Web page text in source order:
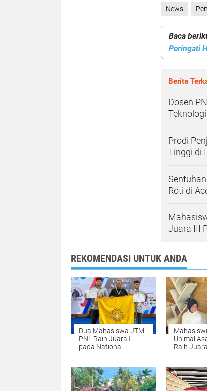
News
Baca
Peringati
Berita
Dosen
Prodi
Tinggi di
Roti di
Juara III
REKOMENDASI UNTUK ANDA
Dua Mahasiswa JTM
PNL Raih Juara I
pada National
Surabaya
Unimal
Raih
Tingkat